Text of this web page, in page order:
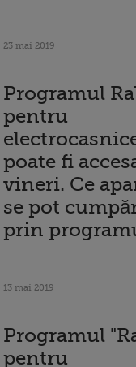
23 mai 2019
Programul
pentru
poate fi
vineri. Ce
se pot
prin
13 mai 2019
Programul
pentru